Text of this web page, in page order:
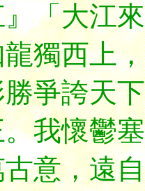
「大江
獨西上
爭誇天
我懷鬱
意，遠